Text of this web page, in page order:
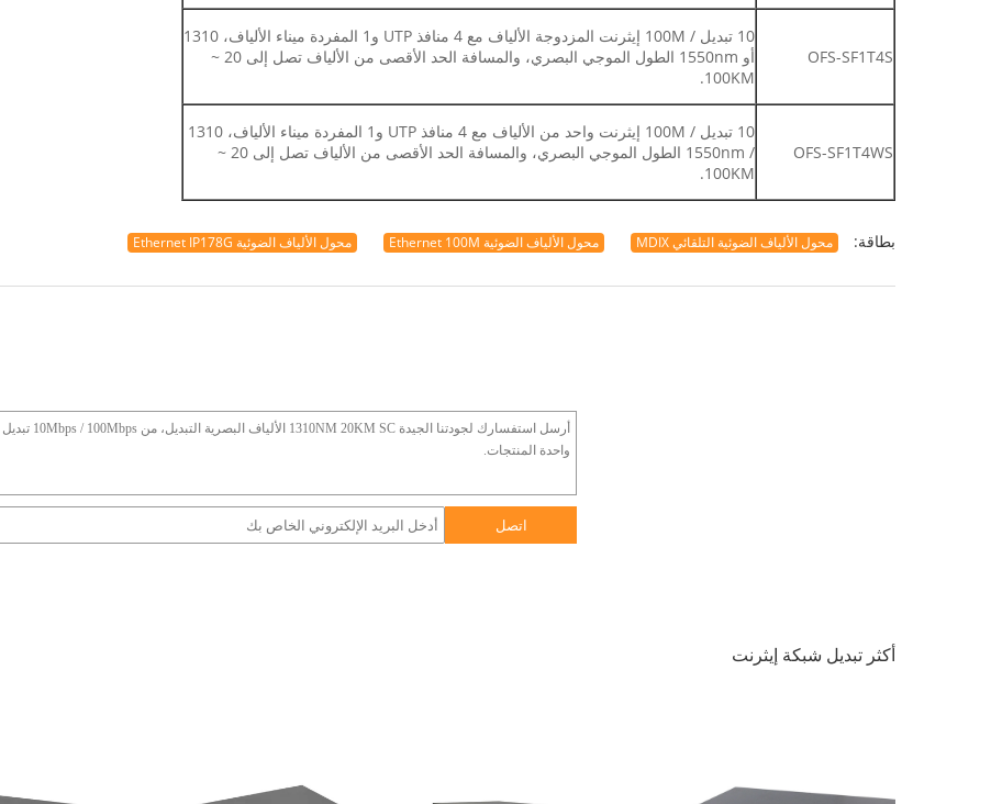
OFS-SF1T4S
10 تبديل / 100M إيثرنت المزدوجة الألياف مع 4 منافذ UTP و1 المفردة ميناء الألياف، 1310
أو 1550nm الطول الموجي البصري، والمسافة الحد الأقصى من الألياف تصل إلى 20 ~
100KM.
OFS-SF1T4WS
10 تبديل / 100M إيثرنت واحد من الألياف مع 4 منافذ UTP و1 المفردة ميناء الألياف، 1310
/ 1550nm الطول الموجي البصري، والمسافة الحد الأقصى من الألياف تصل إلى 20 ~
100KM.
بطاقة: محول الألياف الضوئية التلقائي MDIX محول الألياف الضوئية Ethernet 100M محول الألياف الضوئية Ethernet IP178G
اتصل
أكثر تبديل شبكة إيثرنت